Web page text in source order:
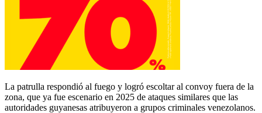
La patrulla respondió al fuego y logró escoltar al convoy fuera de la
zona, que ya fue escenario en 2025 de ataques similares que las
autoridades guyanesas atribuyeron a grupos criminales venezolanos.